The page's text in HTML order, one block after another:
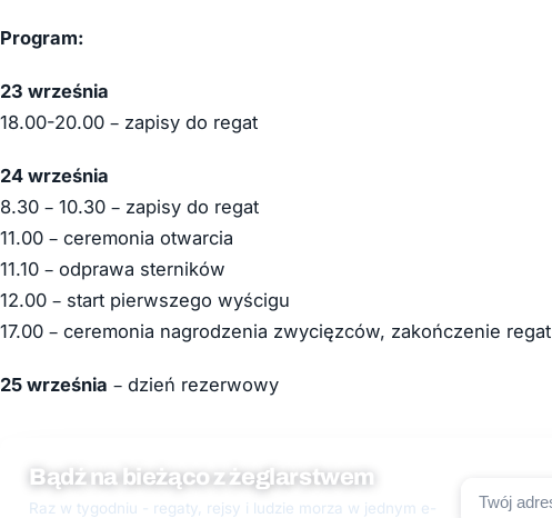
Program:
23 września
18.00-20.00 – zapisy do regat
24 września
8.30 – 10.30 – zapisy do regat
11.00 – ceremonia otwarcia
11.10 – odprawa sterników
12.00 – start pierwszego wyścigu
17.00 – ceremonia nagrodzenia zwycięzców, zakończenie regat
25 września – dzień rezerwowy
Bądź na bieżąco z żeglarstwem
Raz w tygodniu - regaty, rejsy i ludzie morza w jednym e-